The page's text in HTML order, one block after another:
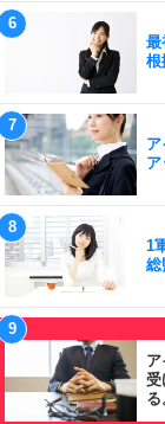
最
根
ア
1
総
ア
受
る